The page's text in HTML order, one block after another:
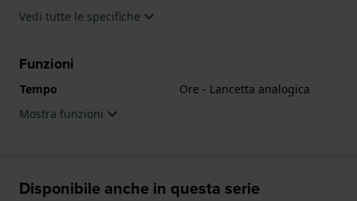
Vedi tutte le specifiche
Funzioni
Tempo
Ore - Lancetta analogica
Mostra funzioni
Disponibile anche in questa serie